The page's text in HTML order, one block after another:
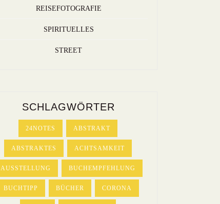
REISEFOTOGRAFIE
SPIRITUELLES
STREET
SCHLAGWÖRTER
24NOTES ABSTRAKT
ABSTRAKTES ACHTSAMKEIT
AUSSTELLUNG BUCHEMPFEHLUNG
BUCHTIPP BÜCHER CORONA